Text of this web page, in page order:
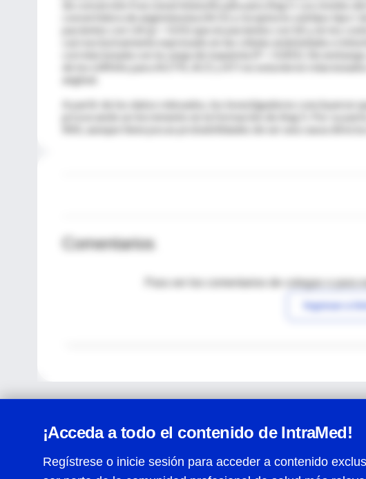
convertidora de angiotensina (ACE) y receptores subtipo tipo I
casi exclusivamente expresado en las células endoteliales e
correlacionada con la carga de isquemia (P < 0.001). Sin
anginal.
A partir de los datos relevados, los investigadores concluyeron
provocando un incremento en la formación de Ang II. Por su
Comentarios
Para ver los comentarios de colegas o para
Ingresar a
¡Acceda a todo el contenido de IntraMed!
Regístrese o inicie sesión para acceder a contenido